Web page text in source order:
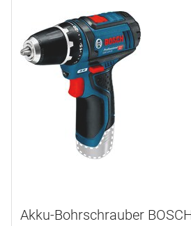
Akku-Bohrschrauber